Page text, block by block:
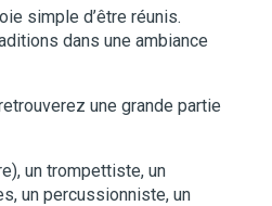
simple d’être réunis.
dans une ambiance
une grande partie
un trompettiste, un
un percussionniste, un